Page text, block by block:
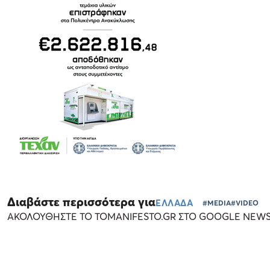
Διαβάστε περισσότερα γιαΕΛΛΑΔΑ #MEDIA#VIDEO
ΑΚΟΛΟΥΘΗΣΤΕ ΤΟ TOMANIFESTO.GR ΣΤΟ GOOGLE